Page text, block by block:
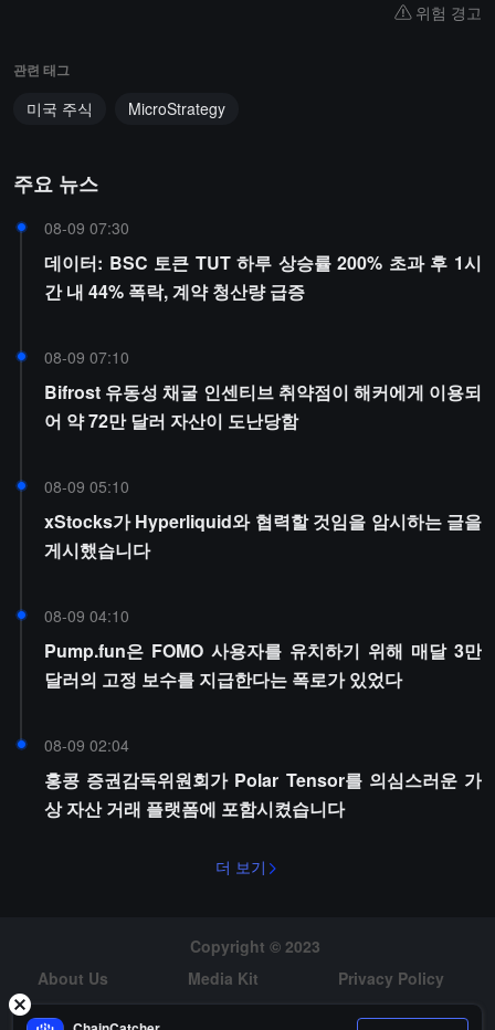
위험 경고
관련 태그
미국 주식 MicroStrategy
주요 뉴스
08-09 07:30
데이터: BSC 토큰 TUT 하루 상승률 200% 초과 후 1시
간 내 44% 폭락, 계약 청산량 급증
08-09 07:10
Bifrost 유동성 채굴 인센티브 취약점이 해커에게 이용되
어 약 72만 달러 자산이 도난당함
08-09 05:10
xStocks가 Hyperliquid와 협력할 것임을 암시하는 글을
게시했습니다
08-09 04:10
Pump.fun은 FOMO 사용자를 유치하기 위해 매달 3만
달러의 고정 보수를 지급한다는 폭로가 있었다
08-09 02:04
홍콩 증권감독위원회가 Polar Tensor를 의심스러운 가
상 자산 거래 플랫폼에 포함시켰습니다
더 보기
Copyright © 2023
About Us
Media Kit
Privacy Policy
Risk Warning
Hiring